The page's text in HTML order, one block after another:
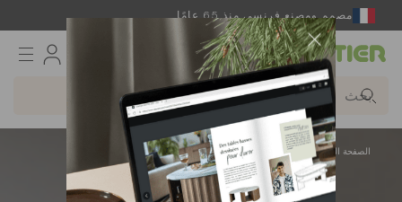
مصمم ومصنع فرنسي منذ 65 عامًا
Gautier
الصفحة الرئيسية غرف الأطفال والمراهقين